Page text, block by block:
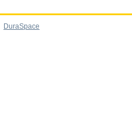
DuraSpace